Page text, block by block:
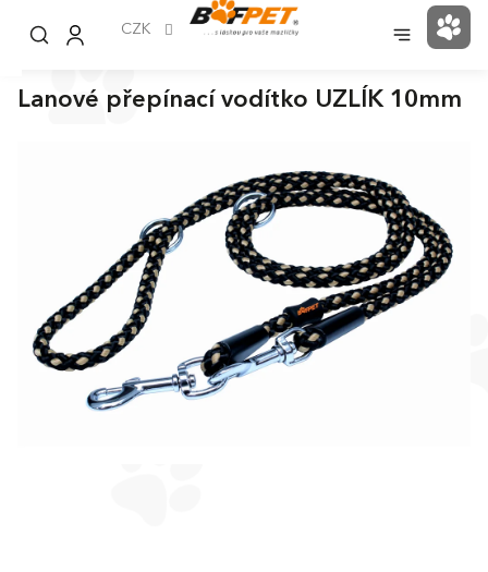
CZK
Lanové přepínací vodítko UZLÍK 10mm